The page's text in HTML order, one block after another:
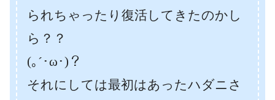
られちゃったり復活してきたのかし
ら？？
(｡´･ω･)？
それにしては最初はあったハダニさ